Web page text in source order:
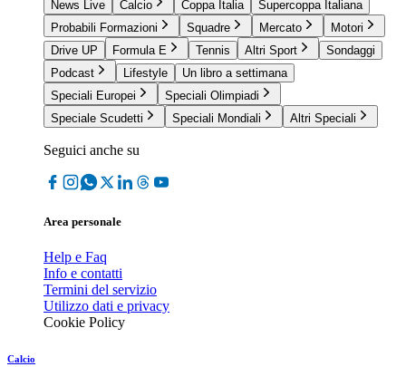
News Live
Calcio Coppa Italia
Supercoppa Italiana
Probabili Formazioni
Squadre Mercato
Motori
Drive UP
Formula E Tennis Altri Sport
Sondaggi
Podcast
Lifestyle
Un libro a settimana
Speciali Europei
Speciali Olimpiadi
Speciale Scudetti
Speciali Mondiali Altri Speciali
Seguici anche su
Area personale
Help e Faq
Info e contatti
Termini del servizio
Utilizzo dati e privacy
Cookie Policy
Calcio